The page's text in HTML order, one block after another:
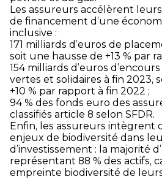
Les assureurs accélèrent
de financement d’une
inclusive :
171 milliards d’euros de
soit une hausse de +13 % par
154 milliards d’euros
vertes et solidaires à fin 2023,
+10 % par rapport à fin 2022 ;
94 % des fonds euro des
classifiés article 8 selon SFDR.
Enfin, les assureurs intègrent
enjeux de biodiversité dans
d’investissement : la majorité
représentant 88 % des actifs,
empreinte biodiversité de